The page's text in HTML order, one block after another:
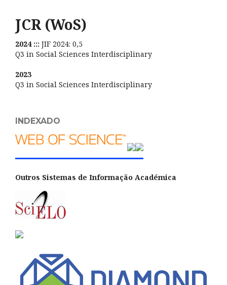
JCR (WoS)
2024 ::: JIF 2024: 0,5
Q3 in Social Sciences Interdisciplinary
2023
Q3 in Social Sciences Interdisciplinary
INDEXADO
Outros Sistemas de Informação Académica